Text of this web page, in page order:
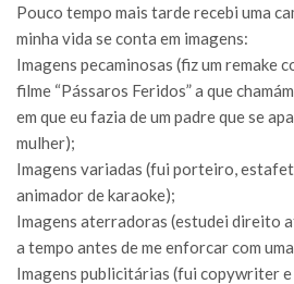
Pouco tempo mais tarde recebi uma
minha vida se conta em imagens:
Imagens pecaminosas (fiz um remake
filme “Pássaros Feridos” a que
em que eu fazia de um padre que se
mulher);
Imagens variadas (fui porteiro,
animador de karaoke);
Imagens aterradoras (estudei direito
a tempo antes de me enforcar com
Imagens publicitárias (fui copywriter